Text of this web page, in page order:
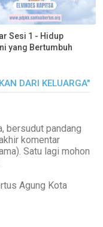
Sesi 1 - Hidup
yang Bertumbuh
DARI KELUARGA"
bersudut pandang
komentar
Satu lagi mohon
Agung Kota